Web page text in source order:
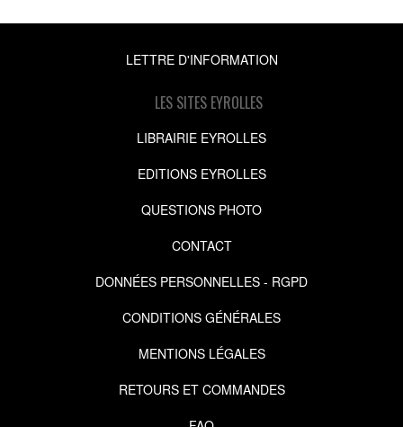
LETTRE D'INFORMATION
LES SITES EYROLLES
LIBRAIRIE EYROLLES
EDITIONS EYROLLES
QUESTIONS PHOTO
CONTACT
DONNÉES PERSONNELLES - RGPD
CONDITIONS GÉNÉRALES
MENTIONS LÉGALES
RETOURS ET COMMANDES